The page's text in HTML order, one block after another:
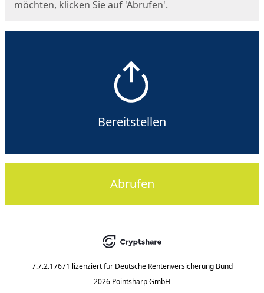
möchten, klicken Sie auf 'Abrufen'.
Bereitstellen
Abrufen
7.7.2.17671 lizenziert für Deutsche Rentenversicherung Bund
2026 Pointsharp GmbH